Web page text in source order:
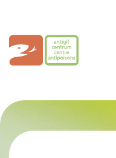
inhoud
Antigifcentrum